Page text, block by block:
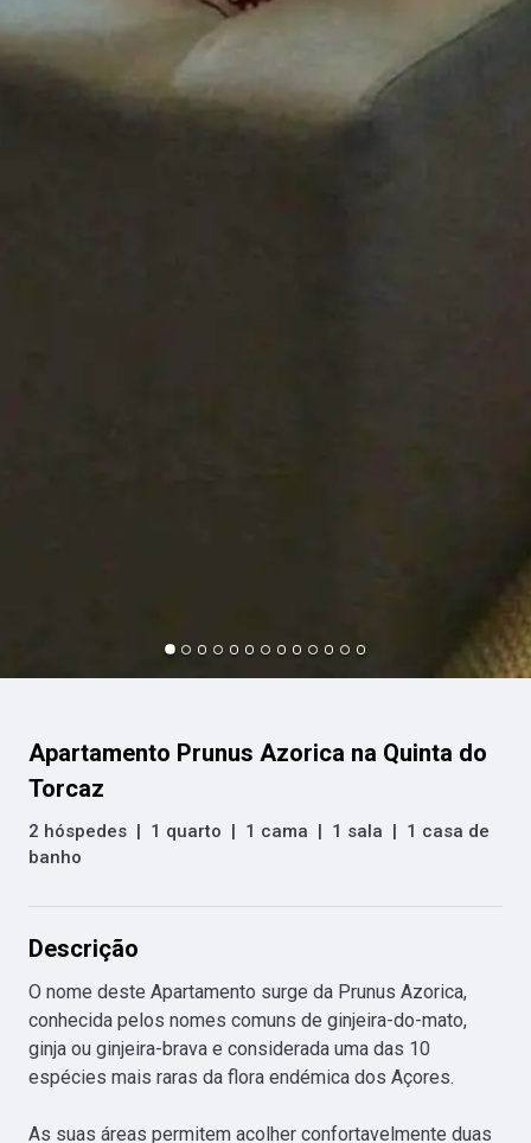
Apartamento Prunus Azorica na Quinta do
Torcaz
2 hóspedes | 1 quarto | 1 cama | 1 sala | 1 casa de
banho
Descrição
O nome deste Apartamento surge da Prunus Azorica,
conhecida pelos nomes comuns de ginjeira-do-mato,
ginja ou ginjeira-brava e considerada uma das 10
espécies mais raras da flora endémica dos Açores.
As suas áreas permitem acolher confortavelmente duas